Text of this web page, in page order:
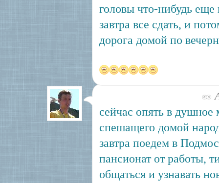
головы что-нибудь еще
завтра все сдать, и
дорога домой по
сейчас опять в душное
спешащего домой
завтра поедем в
пансионат от работы,
общаться и узнавать